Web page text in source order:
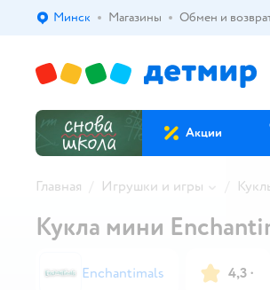
Выбор адреса доставки.
Минск Магазины Обмен и
Акции
Главная Игрушки и игры
Кукла мини
Enchantimals 4,3 ·